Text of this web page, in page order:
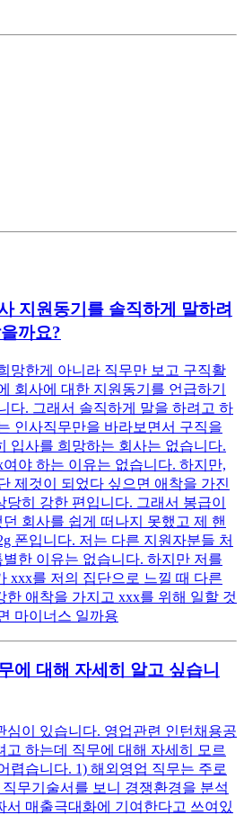
지원동기를 솔직하게 말하려
까요?
망한게 아니라 직무만 보고 구직활
회사에 대한 지원동기를 언급하기
다. 그래서 솔직하게 말을 하려고 하
인사직무만을 바라보면서 구직을
입사를 희망하는 회사는 없습니다.
야 하는 이유는 없습니다. 하지만,
제것이 되었다 싶으면 애착을 가진
당히 강한 편입니다. 그래서 봉급이
회사를 쉽게 떠나지 못했고 제 핸
폰입니다. 저는 다른 지원자분들 처
한 이유는 없습니다. 하지만 저를
xxx를 저의 집단으로 느낄 때 다른
한 애착을 가지고 xxx를 위해 일할 것
마이너스 일까용
에 대해 자세히 알고 싶습니
심이 있습니다. 영업관련 인턴채용공
고 하는데 직무에 대해 자세히 모르
렵습니다. 1) 해외영업 직무는 주로
무기술서를 보니 경쟁환경을 분석
서 매출극대화에 기여한다고 쓰여있